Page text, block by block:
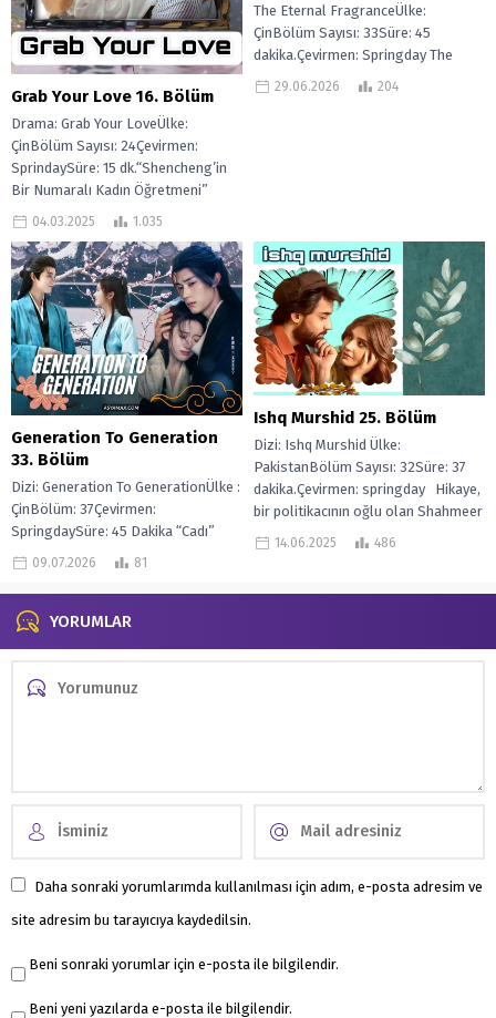
Grab Your Love 16. Bölüm
Drama: Grab Your LoveÜlke:
ÇinBölüm Sayısı: 24Çevirmen:
SprindaySüre: 15 dk.“Shencheng’in
Bir Numaralı Kadın Öğretmeni”
olmayı hedefleyen Min Jiang Xi ile...
04.03.2025 1.035
The Eternal FragranceÜlke:
ÇinBölüm Sayısı: 33Süre: 45
dakika.Çevirmen: Springday The
Eternal Fragrance, Denizden gelen
29.06.2026 204
Generation To Generation
33. Bölüm
Dizi: Generation To GenerationÜlke :
ÇinBölüm: 37Çevirmen:
SpringdaySüre: 45 Dakika “Cadı”
olmaya mahkum olan enerjik bir kız
olan Cai Zhao, saygı...
09.07.2026 81
Ishq Murshid 25. Bölüm
Dizi: Ishq Murshid Ülke:
PakistanBölüm Sayısı: 32Süre: 37
dakika.Çevirmen: springday Hikaye,
bir politikacının oğlu olan Shahmeer
Sikandar’ın, yolsuzluğa karşı...
14.06.2025 486
YORUMLAR
Daha sonraki yorumlarımda kullanılması için adım, e-posta adresim ve
site adresim bu tarayıcıya kaydedilsin.
Beni sonraki yorumlar için e-posta ile bilgilendir.
Beni yeni yazılarda e-posta ile bilgilendir.